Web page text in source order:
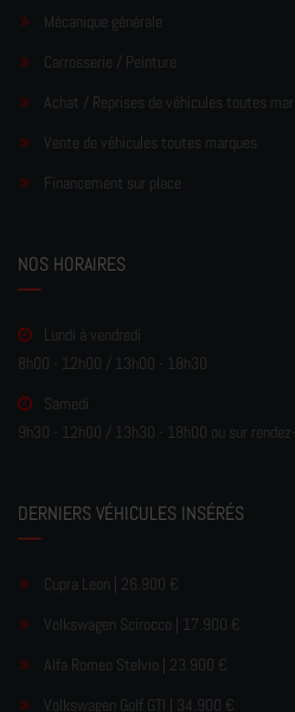
Mécanique générale
Carrosserie / Peinture
Achat / Reprises de véhicules toutes
Vente de véhicules toutes marques
Financement sur place
NOS HORAIRES
Lundi à vendredi
8h00 - 12h00 / 13h00 - 18h30
Samedi
9h30 - 12h00 / 13h30 - 18h00 ou sur
DERNIERS VÉHICULES INSÉRÉS
Cupra Leon | 26.900 €
Volkswagen Scirocco | 17.900 €
Alfa Romeo Stelvio | 23.900 €
Volkswagen Golf GTI | 34.900 €